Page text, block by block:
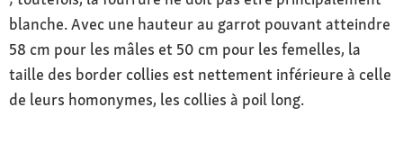
blanche. Avec une hauteur au garrot pouvant atteindre
58 cm pour les mâles et 50 cm pour les femelles, la
taille des border collies est nettement inférieure à celle
de leurs homonymes, les collies à poil long.